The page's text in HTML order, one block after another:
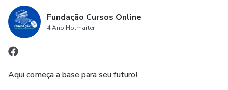
máscaras naturais;
Estabelecer uma rotina saudável para revitalizar o couro
cabeludo e fortalecer os fios.
Além disso, o eBook inclui histórias inspiradoras de
Fundação Cursos Online
4 Ano Hotmarter
Aqui começa a base para seu futuro!